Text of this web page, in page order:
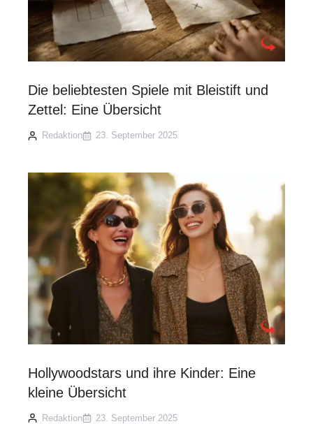
Die beliebtesten Spiele mit Bleistift und
Zettel: Eine Übersicht
Redaktion 23. September 2025
Hollywoodstars und ihre Kinder: Eine
kleine Übersicht
Redaktion 23. September 2025